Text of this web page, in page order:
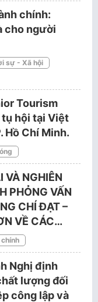
chính:
cho người
sự - Xã hội
Tourism
hội tại Việt
Hồ Chí Minh.
VÀ NGHIÊN
PHỎNG VẤN
CHÍ ĐẠT –
VỀ CÁC…
Nghị định
lượng đối
công lập và